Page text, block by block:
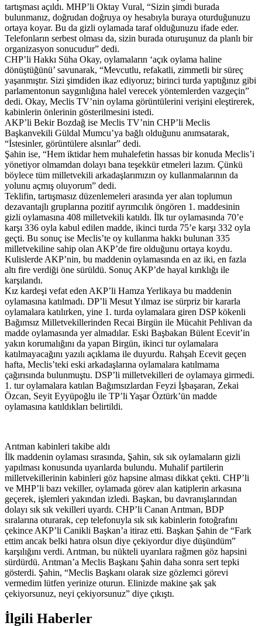
tartışması açıldı. MHP’li Oktay Vural, “Sizin şimdi burada
bulunmanız, doğrudan doğruya oy hesabıyla buraya oturduğunuzu
ortaya koyar. Bu da gizli oylamada taraf olduğunuzu ifade eder.
Telefonların serbest olması da, sizin burada oturuşunuz da planlı bir
organizasyon sonucudur” dedi.
CHP’li Hakkı Süha Okay, oylamaların ‘açık oylama haline
dönüştüğünü’ savunarak, “Mevcutlu, refakatli, zimmetli bir süreç
yaşanmıştır. Sizi şimdiden ikaz ediyoruz; birinci turda yaptığınız gibi
parlamentonun saygınlığına halel verecek yöntemlerden vazgeçin”
dedi. Okay, Meclis TV’nin oylama görüntülerini verişini eleştirerek,
kabinlerin önlerinin gösterilmesini istedi.
AKP’li Bekir Bozdağ ise Meclis TV’nin CHP’li Meclis
Başkanvekili Güldal Mumcu’ya bağlı olduğunu anımsatarak,
“İstesinler, görüntülere alsınlar” dedi.
Şahin ise, “Hem iktidar hem muhalefetin hassas bir konuda Meclis’i
yönetiyor olmamdan dolayı bana teşekkür etmeleri lazım. Çünkü
böylece tüm milletvekili arkadaşlarımızın oy kullanmalarının da
yolunu açmış oluyorum” dedi.
Teklifin, tartışmasız düzenlemeleri arasında yer alan toplumun
dezavantajlı gruplarına pozitif ayrımcılık öngören 1. maddesinin
gizli oylamasına 408 milletvekili katıldı. İlk tur oylamasında 70’e
karşı 336 oyla kabul edilen madde, ikinci turda 75’e karşı 332 oyla
geçti. Bu sonuç ise Meclis’te oy kullanma hakkı bulunan 335
milletvekiline sahip olan AKP’de fire olduğunu ortaya koydu.
Kulislerde AKP’nin, bu maddenin oylamasında en az iki, en fazla
altı fire verdiği öne sürüldü. Sonuç AKP’de hayal kırıklığı ile
karşılandı.
Kız kardeşi vefat eden AKP’li Hamza Yerlikaya bu maddenin
oylamasına katılmadı. DP’li Mesut Yılmaz ise sürpriz bir kararla
oylamalara katılırken, yine 1. turda oylamalara giren DSP kökenli
Bağımsız Milletvekillerinden Recai Birgün ile Mücahit Pehlivan da
madde oylamasında yer almadılar. Eski Başbakan Bülent Ecevit’in
yakın korumalığını da yapan Birgün, ikinci tur oylamalara
katılmayacağını yazılı açıklama ile duyurdu. Rahşah Ecevit geçen
hafta, Meclis’teki eski arkadaşlarına oylamalara katılmama
çağırısında bulunmuştu. DSP’li milletvekilleri de oylamaya girmedi.
1. tur oylamalara katılan Bağımsızlardan Feyzi İşbaşaran, Zekai
Özcan, Seyit Eyyüpoğlu ile TP’li Yaşar Öztürk’ün madde
oylamasına katıldıkları belirtildi.
Arıtman kabinleri takibe aldı
İlk maddenin oylaması sırasında, Şahin, sık sık oylamaların gizli
yapılması konusunda uyarılarda bulundu. Muhalif partilerin
milletvekillerinin kabinleri göz hapsine alması dikkat çekti. CHP’li
ve MHP’li bazı vekiller, oylamada görev alan katiplerin arkasına
geçerek, işlemleri yakından izledi. Başkan, bu davranışlarından
dolayı sık sık vekilleri uyardı. CHP’li Canan Arıtman, BDP
sıralarına oturarak, cep telefonuyla sık sık kabinlerin fotoğrafını
çekince AKP’li Canikli Başkan’a itiraz etti. Başkan Şahin de “Fark
ettim ancak belki hatıra olsun diye çekiyordur diye düşündüm”
karşılığını verdi. Arıtman, bu nükteli uyarılara rağmen göz hapsini
sürdürdü. Arıtman’a Meclis Başkanı Şahin daha sonra sert tepki
gösterdi. Şahin, “Meclis Başkanı olarak size gözlemci görevi
vermedim lütfen yerinize oturun. Elinizde makine şak şak
çekiyorsunuz, neyi çekiyorsunuz” diye çıkıştı.
İlgili Haberler